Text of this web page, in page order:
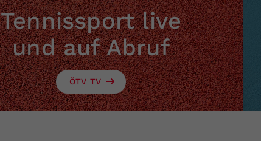
Tennissport live
und auf Abruf
ÖTV TV